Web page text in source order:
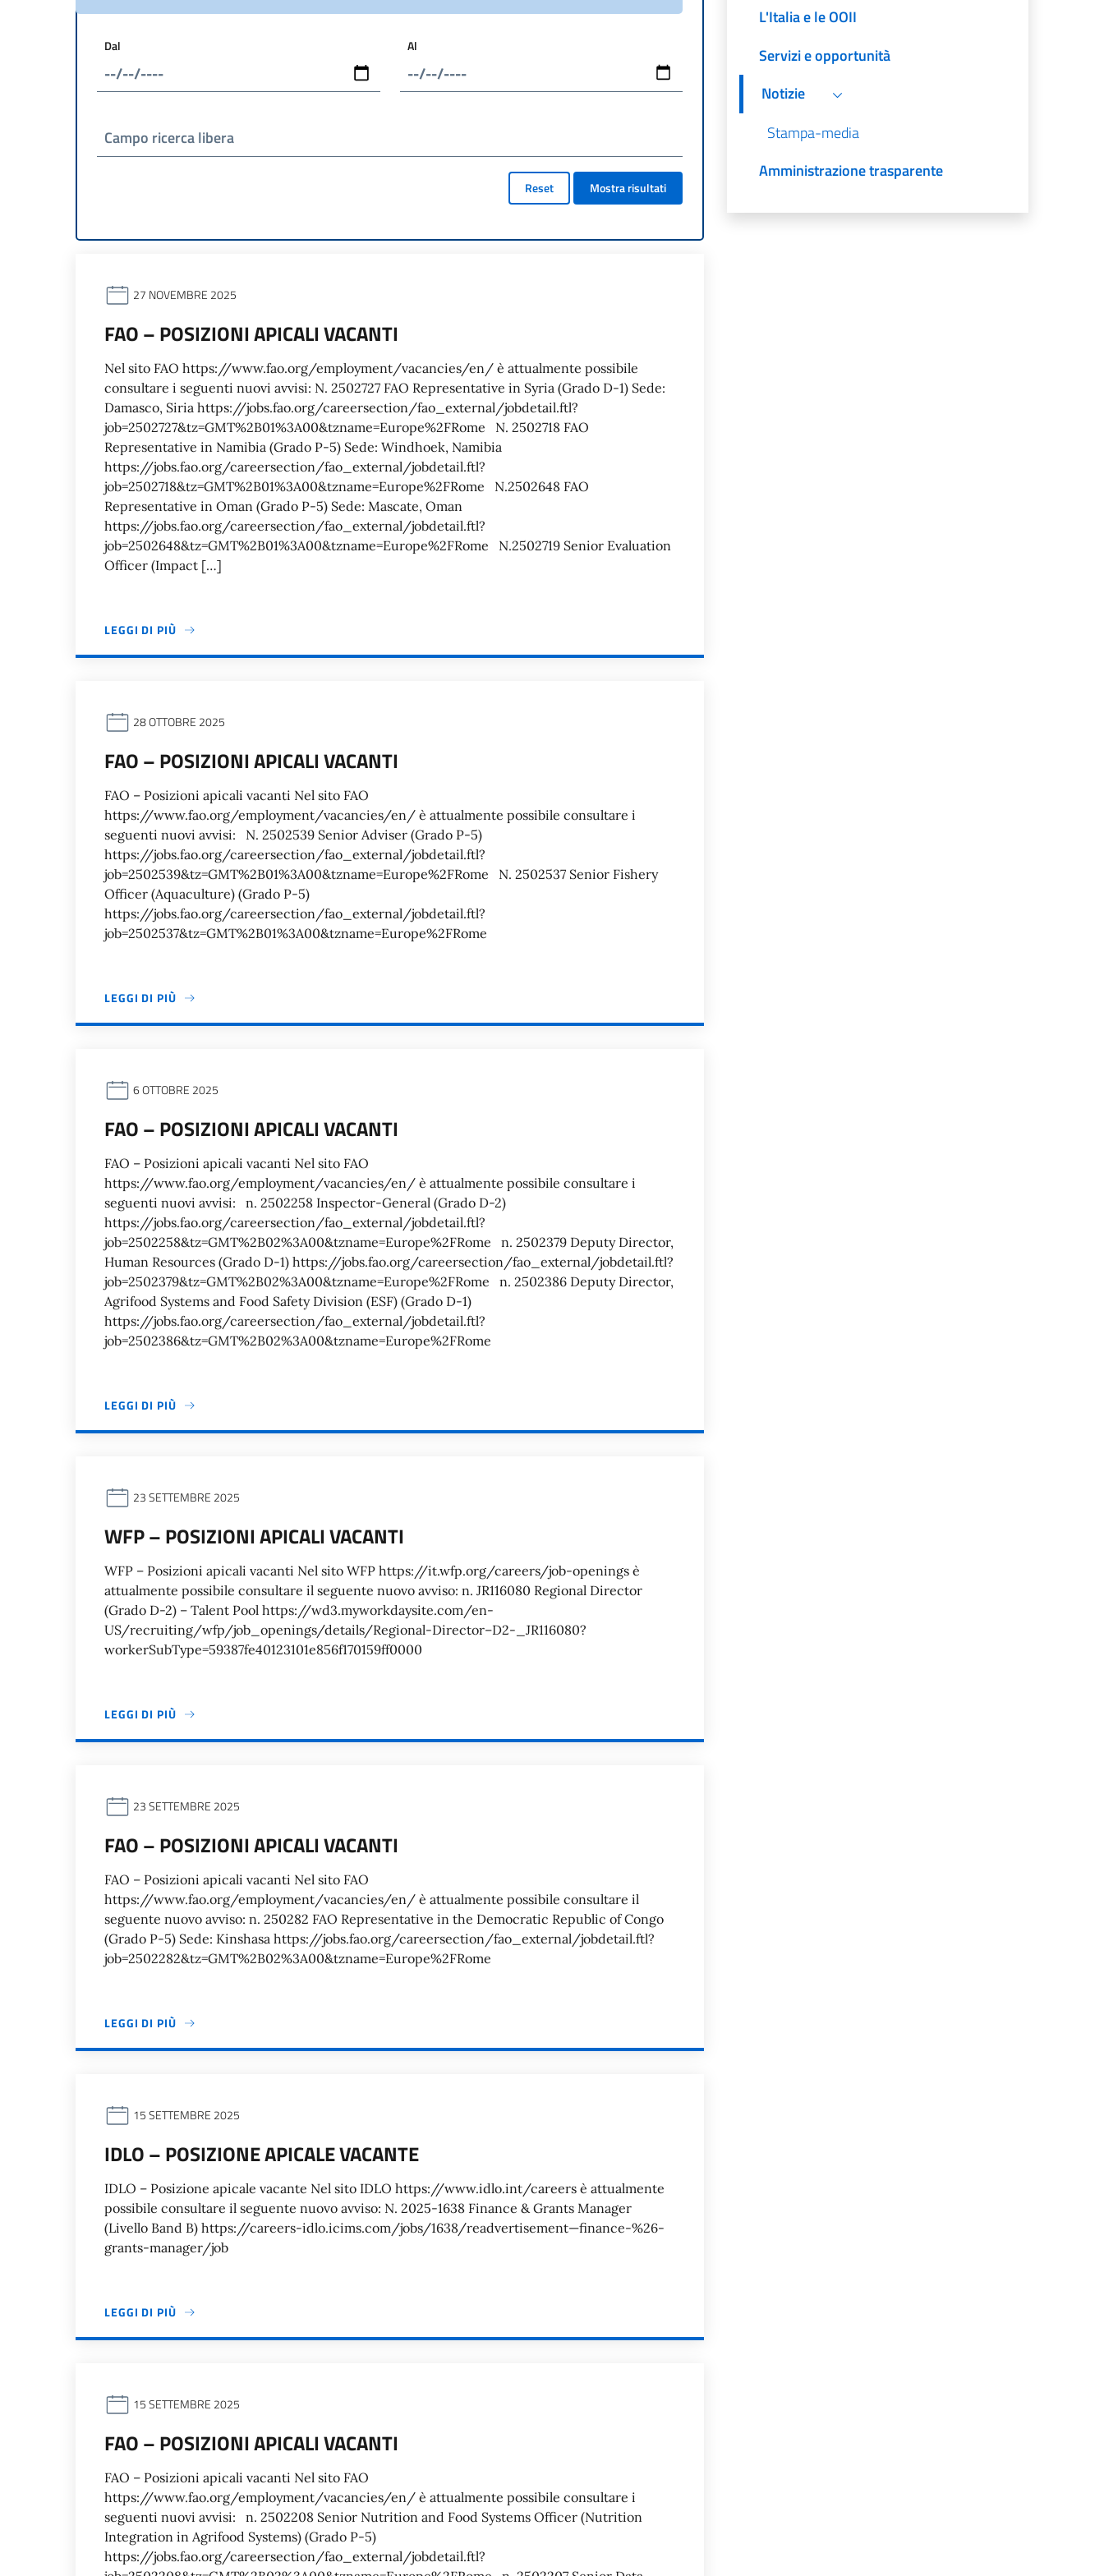
Dal Al
Campo ricerca libera
Reset Mostra risultati
27 NOVEMBRE 2025
FAO – POSIZIONI APICALI VACANTI
Nel sito FAO https://www.fao.org/employment/vacancies/en/ è attualmente possibile
consultare i seguenti nuovi avvisi: N. 2502727 FAO Representative in Syria (Grado D-1) Sede:
Damasco, Siria https://jobs.fao.org/careersection/fao_external/jobdetail.ftl?
job=2502727&tz=GMT%2B01%3A00&tzname=Europe%2FRome N. 2502718 FAO
Representative in Namibia (Grado P-5) Sede: Windhoek, Namibia
https://jobs.fao.org/careersection/fao_external/jobdetail.ftl?
job=2502718&tz=GMT%2B01%3A00&tzname=Europe%2FRome N.2502648 FAO
Representative in Oman (Grado P-5) Sede: Mascate, Oman
https://jobs.fao.org/careersection/fao_external/jobdetail.ftl?
job=2502648&tz=GMT%2B01%3A00&tzname=Europe%2FRome N.2502719 Senior Evaluation
Officer (Impact […]
LEGGI DI PIÙ
28 OTTOBRE 2025
FAO – POSIZIONI APICALI VACANTI
FAO – Posizioni apicali vacanti Nel sito FAO
https://www.fao.org/employment/vacancies/en/ è attualmente possibile consultare i
seguenti nuovi avvisi: N. 2502539 Senior Adviser (Grado P-5)
https://jobs.fao.org/careersection/fao_external/jobdetail.ftl?
job=2502539&tz=GMT%2B01%3A00&tzname=Europe%2FRome N. 2502537 Senior Fishery
Officer (Aquaculture) (Grado P-5)
https://jobs.fao.org/careersection/fao_external/jobdetail.ftl?
job=2502537&tz=GMT%2B01%3A00&tzname=Europe%2FRome
LEGGI DI PIÙ
6 OTTOBRE 2025
FAO – POSIZIONI APICALI VACANTI
FAO – Posizioni apicali vacanti Nel sito FAO
https://www.fao.org/employment/vacancies/en/ è attualmente possibile consultare i
seguenti nuovi avvisi: n. 2502258 Inspector-General (Grado D-2)
https://jobs.fao.org/careersection/fao_external/jobdetail.ftl?
job=2502258&tz=GMT%2B02%3A00&tzname=Europe%2FRome n. 2502379 Deputy Director,
Human Resources (Grado D-1) https://jobs.fao.org/careersection/fao_external/jobdetail.ftl?
job=2502379&tz=GMT%2B02%3A00&tzname=Europe%2FRome n. 2502386 Deputy Director,
Agrifood Systems and Food Safety Division (ESF) (Grado D-1)
https://jobs.fao.org/careersection/fao_external/jobdetail.ftl?
job=2502386&tz=GMT%2B02%3A00&tzname=Europe%2FRome
LEGGI DI PIÙ
23 SETTEMBRE 2025
WFP – POSIZIONI APICALI VACANTI
WFP – Posizioni apicali vacanti Nel sito WFP https://it.wfp.org/careers/job-openings è
attualmente possibile consultare il seguente nuovo avviso: n. JR116080 Regional Director
(Grado D-2) – Talent Pool https://wd3.myworkdaysite.com/en-
US/recruiting/wfp/job_openings/details/Regional-Director–D2-_JR116080?
workerSubType=59387fe40123101e856f170159ff0000
LEGGI DI PIÙ
23 SETTEMBRE 2025
FAO – POSIZIONI APICALI VACANTI
FAO – Posizioni apicali vacanti Nel sito FAO
https://www.fao.org/employment/vacancies/en/ è attualmente possibile consultare il
seguente nuovo avviso: n. 250282 FAO Representative in the Democratic Republic of Congo
(Grado P-5) Sede: Kinshasa https://jobs.fao.org/careersection/fao_external/jobdetail.ftl?
job=2502282&tz=GMT%2B02%3A00&tzname=Europe%2FRome
LEGGI DI PIÙ
15 SETTEMBRE 2025
IDLO – POSIZIONE APICALE VACANTE
IDLO – Posizione apicale vacante Nel sito IDLO https://www.idlo.int/careers è attualmente
possibile consultare il seguente nuovo avviso: N. 2025-1638 Finance & Grants Manager
(Livello Band B) https://careers-idlo.icims.com/jobs/1638/readvertisement—finance-%26-
grants-manager/job
LEGGI DI PIÙ
15 SETTEMBRE 2025
FAO – POSIZIONI APICALI VACANTI
FAO – Posizioni apicali vacanti Nel sito FAO
https://www.fao.org/employment/vacancies/en/ è attualmente possibile consultare i
seguenti nuovi avvisi: n. 2502208 Senior Nutrition and Food Systems Officer (Nutrition
Integration in Agrifood Systems) (Grado P-5)
https://jobs.fao.org/careersection/fao_external/jobdetail.ftl?
L'Italia e le OOII
Servizi e opportunità
Notizie
Stampa-media
Amministrazione trasparente